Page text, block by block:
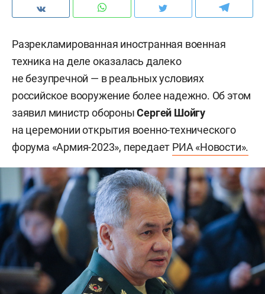
Разрекламированная иностранная военная
техника на деле оказалась далеко
не безупречной — в реальных условиях
российское вооружение более надежно. Об этом
заявил министр обороныСергей Шойгу
на церемонии открытия военно-технического
форума «Армия-2023», передает РИА «Новости».